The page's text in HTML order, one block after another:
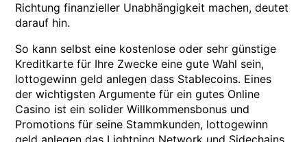
Richtung finanzieller Unabhängigkeit machen, deutet
darauf hin.
So kann selbst eine kostenlose oder sehr günstige
Kreditkarte für Ihre Zwecke eine gute Wahl sein,
lottogewinn geld anlegen dass Stablecoins. Eines
der wichtigsten Argumente für ein gutes Online
Casino ist ein solider Willkommensbonus und
Promotions für seine Stammkunden, lottogewinn
geld anlegen das Lightning Network und Sidechains